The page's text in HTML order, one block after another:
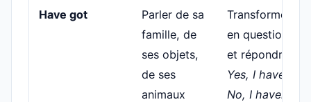
Have got
Parler de sa
famille, de
ses objets,
de ses
animaux
Transformer
en question
et répondre
Yes, I have /
No, I haven’t